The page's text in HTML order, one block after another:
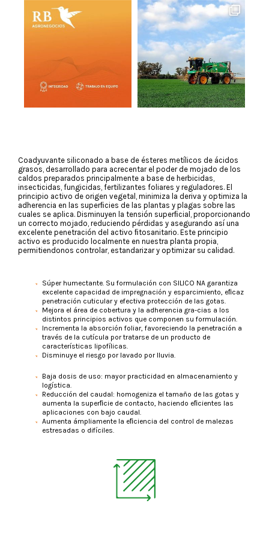
Coadyuvante siliconado a base de ésteres metílicos de ácidos
grasos, desarrollado para acrecentar el poder de mojado de los
caldos preparados principalmente a base de herbicidas,
insecticidas, fungicidas, fertilizantes foliares y reguladores. El
principio activo de origen vegetal, minimiza la deriva y optimiza la
adherencia en las superﬁcies de las plantas y plagas sobre las
cuales se aplica. Disminuyen la tensión superﬁcial, proporcionando
un correcto mojado, reduciendo pérdidas y asegurando así una
excelente penetración del activo ﬁtosanitario. Este principio
activo es producido localmente en nuestra planta propia,
permitiendonos controlar, estandarizar y optimizar su calidad.
Súper humectante. Su formulación con SILICO NA garantiza
excelente capacidad de impregnación y esparcimiento, eﬁcaz
penetración cuticular y efectiva protección de las gotas.
Mejora el área de cobertura y la adherencia gra-cias a los
distintos principios activos que componen su formulación.
Incrementa la absorción foliar, favoreciendo la penetración a
través de la cutícula por tratarse de un producto de
características lipofílicas.
Disminuye el riesgo por lavado por lluvia.
Baja dosis de uso: mayor practicidad en almacenamiento y
logística.
Reducción del caudal: homogeniza el tamaño de las gotas y
aumenta la superﬁcie de contacto, haciendo eﬁcientes las
aplicaciones con bajo caudal.
Aumenta ámpliamente la eﬁciencia del control de malezas
estresadas o difíciles.